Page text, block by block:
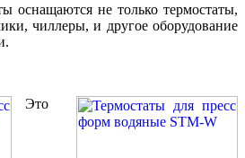
оснащаются не только термостаты,
чиллеры, и другое оборудование
Это